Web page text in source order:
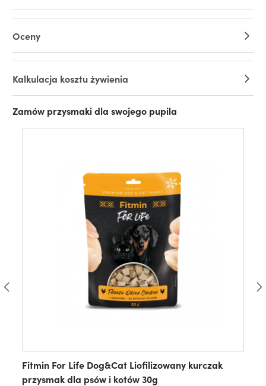
Oceny
Kalkulacja kosztu żywienia
Zamów przysmaki dla swojego pupila
Fitmin For Life Dog&Cat Liofilizowany kurczak
przysmak dla psów i kotów 30g